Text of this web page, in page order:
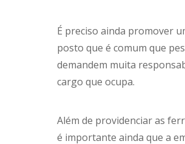
É preciso ainda promover
posto que é comum que
demandem muita
cargo que ocupa.
Além de providenciar as
é importante ainda que a